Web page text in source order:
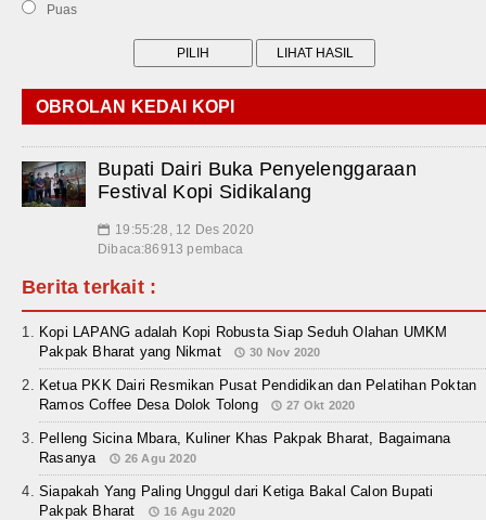
Puas
OBROLAN KEDAI KOPI
Bupati Dairi Buka Penyelenggaraan
Festival Kopi Sidikalang
📅 19:55:28, 12 Des 2020
Dibaca:86913 pembaca
Berita terkait :
Kopi LAPANG adalah Kopi Robusta Siap Seduh Olahan UMKM
Pakpak Bharat yang Nikmat
30 Nov 2020
Ketua PKK Dairi Resmikan Pusat Pendidikan dan Pelatihan Poktan
Ramos Coffee Desa Dolok Tolong
27 Okt 2020
Pelleng Sicina Mbara, Kuliner Khas Pakpak Bharat, Bagaimana
Rasanya
26 Agu 2020
Siapakah Yang Paling Unggul dari Ketiga Bakal Calon Bupati
Pakpak Bharat
16 Agu 2020